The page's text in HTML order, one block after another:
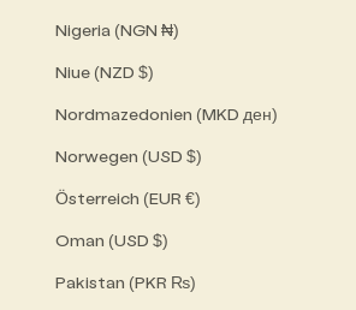
Nigeria (NGN ₦)
Niue (NZD $)
Nordmazedonien (MKD ден)
Norwegen (USD $)
Österreich (EUR €)
Oman (USD $)
Pakistan (PKR ₨)